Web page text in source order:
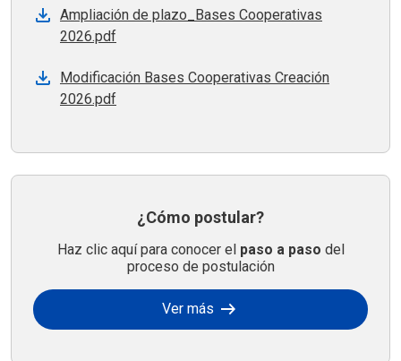
Ampliación de plazo_Bases Cooperativas
2026.pdf
Modificación Bases Cooperativas Creación
2026.pdf
¿Cómo postular?
Haz clic aquí para conocer el paso a paso del
proceso de postulación
Ver más arrow_right_alt